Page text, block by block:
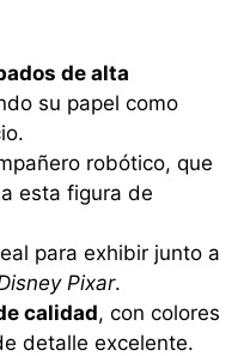
de alta
su papel como
robótico, que
esta figura de
para exhibir junto a
Pixar.
calidad, con colores
detalle excelente.